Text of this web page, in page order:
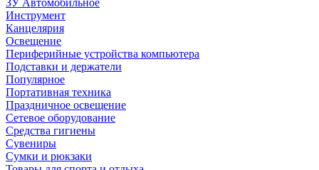
ЗУ Автомобильное
Инструмент
Канцелярия
Освещение
Периферийные устройства компьютера
Подставки и держатели
Популярное
Портативная техника
Праздничное освещение
Сетевое оборудование
Средства гигиены
Сувениры
Сумки и рюкзаки